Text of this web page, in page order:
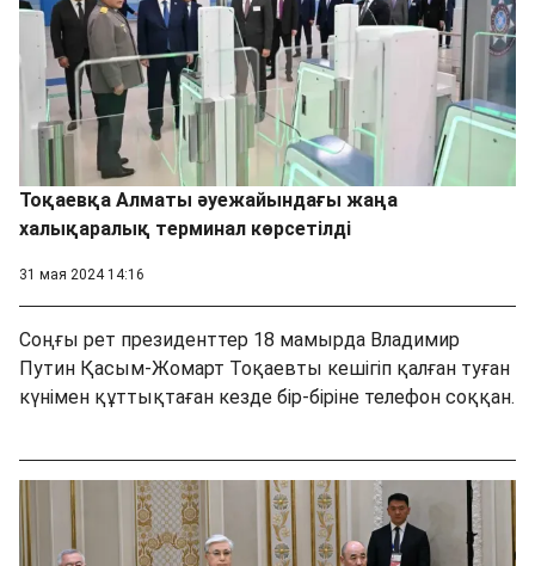
Тоқаевқа Алматы әуежайындағы жаңа
халықаралық терминал көрсетілді
31 мая 2024 14:16
Соңғы рет президенттер 18 мамырда Владимир
Путин Қасым-Жомарт Тоқаевты кешігіп қалған туған
күнімен құттықтаған кезде бір-біріне телефон соққан.